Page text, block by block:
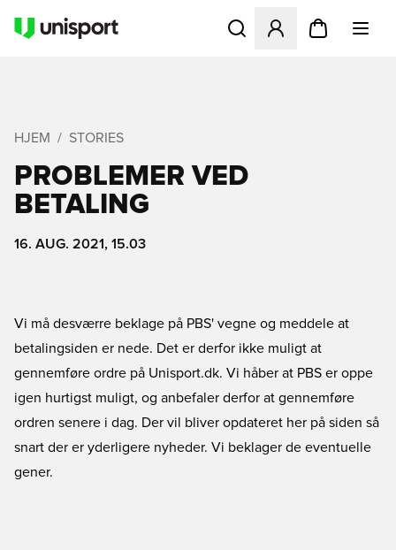
Åbner en Modal til at
HJEM STORIES
PROBLEMER VED
BETALING
16. AUG. 2021, 15.03
Vi må desværre beklage på PBS' vegne og meddele at
betalingsiden er nede. Det er derfor ikke muligt at
gennemføre ordre på Unisport.dk. Vi håber at PBS er oppe
igen hurtigst muligt, og anbefaler derfor at gennemføre
ordren senere i dag. Der vil bliver opdateret her på siden så
snart der er yderligere nyheder. Vi beklager de eventuelle
gener.